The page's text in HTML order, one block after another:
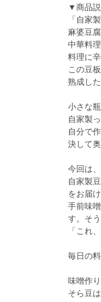
▼商品
「自家
麻婆豆
中華料
料理に
この豆
熟成し
小さな
自家製
自分で
決して
今回は
自家製
をお届
手前味
す。そ
「これ
毎日の
味噌作
そら豆